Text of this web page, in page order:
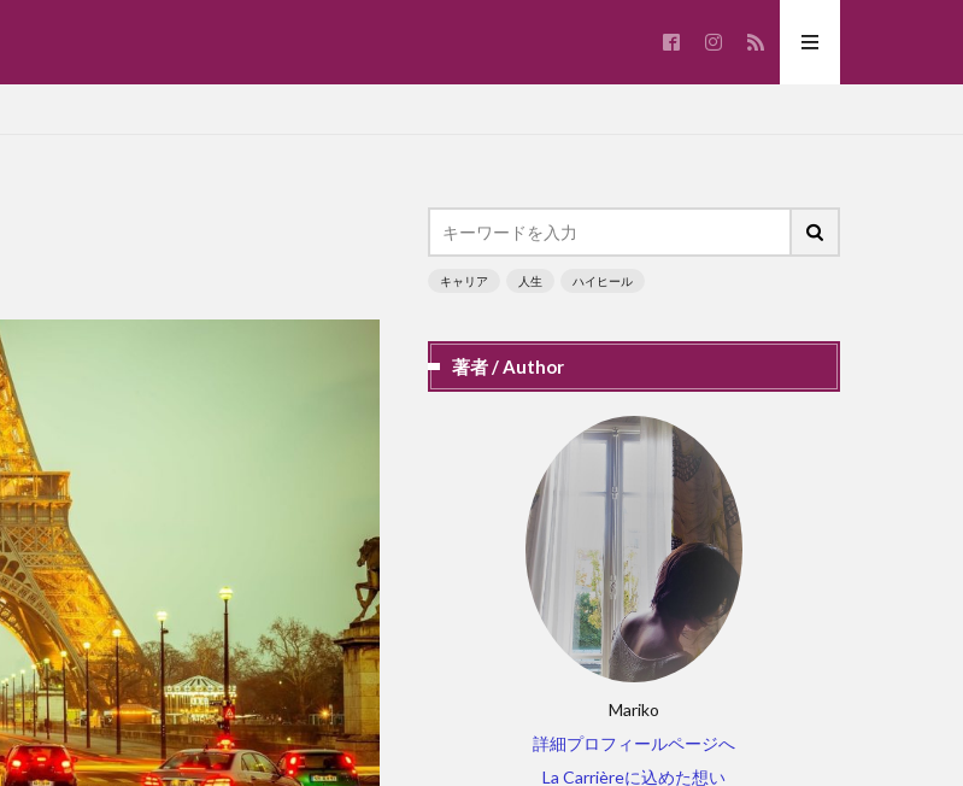
キャリア 人生 ハイヒール
著者 / Author
Mariko
詳細プロフィールページへ
La Carrièreに込めた想い